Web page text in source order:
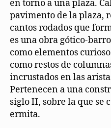
en torno a una plaza.
pavimento de la plaza,
cantos rodados que
es una obra gótico-
como elementos
como restos de
incrustados en las
Pertenecen a una
siglo II, sobre la que se
ermita.